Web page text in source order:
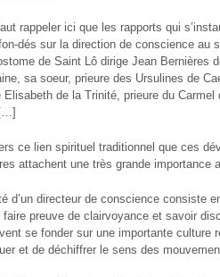
rappeler ici que les rapports qui
dés sur la direction de conscience au
de Saint Lô dirige Jean Bernières
sa soeur, prieure des Ursulines de
Elisabeth de la Trinité, prieure du
ce lien spirituel traditionnel que ces
attachent une très grande
d’un directeur de conscience consiste
preuve de clairvoyance et savoir
se fonder sur une importante culture
et de déchiffrer le sens des